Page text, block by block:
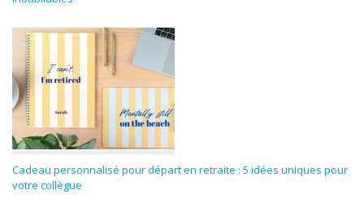
Cadeau personnalisé pour départ en retraite : 5 idées uniques pour
votre collègue